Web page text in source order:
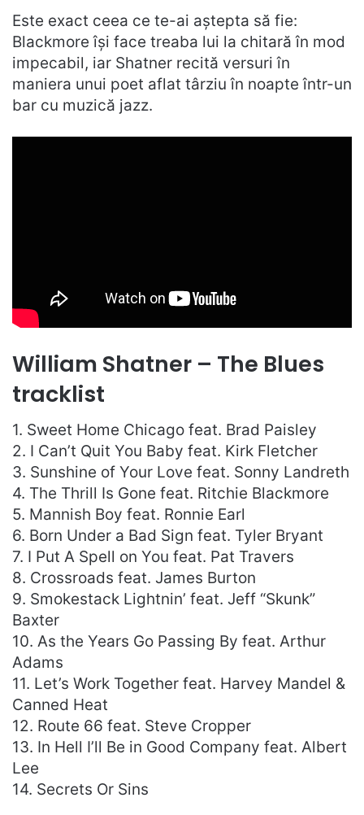
Este exact ceea ce te-ai aștepta să fie:
Blackmore își face treaba lui la chitară în mod
impecabil, iar Shatner recită versuri în
maniera unui poet aflat târziu în noapte într-un
bar cu muzică jazz.
William Shatner – The Blues
tracklist
1. Sweet Home Chicago feat. Brad Paisley
2. I Can’t Quit You Baby feat. Kirk Fletcher
3. Sunshine of Your Love feat. Sonny Landreth
4. The Thrill Is Gone feat. Ritchie Blackmore
5. Mannish Boy feat. Ronnie Earl
6. Born Under a Bad Sign feat. Tyler Bryant
7. I Put A Spell on You feat. Pat Travers
8. Crossroads feat. James Burton
9. Smokestack Lightnin’ feat. Jeff “Skunk”
Baxter
10. As the Years Go Passing By feat. Arthur
Adams
11. Let’s Work Together feat. Harvey Mandel &
Canned Heat
12. Route 66 feat. Steve Cropper
13. In Hell I’ll Be in Good Company feat. Albert
Lee
14. Secrets Or Sins